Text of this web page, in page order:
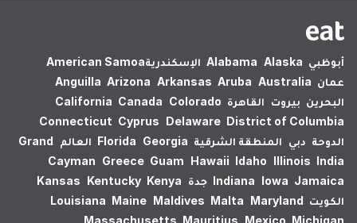
أبوظبي Alabama Alaska الإسكندرية‎American Samoa
عمان
Anguilla Arizona Arkansas Aruba Australia
البحرين بيروت القاهرة California Canada Colorado
Connecticut Cyprus Delaware District of Columbia
الدوحة دبي المنطقة الشرقية Florida Georgia العالم
Grand
Cayman Greece Guam Hawaii Idaho Illinois India
Indiana Iowa Jamaica جدة Kansas Kentucky Kenya
الكويت
Louisiana Maine Maldives Malta Maryland